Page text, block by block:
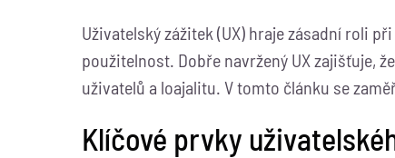
Uživatelský zážitek (UX) hraje zásadní roli
použitelnost. Dobře navržený UX zajišťuje,
uživatelů a loajalitu. V tomto článku se
Klíčové prvky